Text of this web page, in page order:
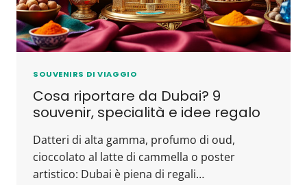
SOUVENIRS DI VIAGGIO
Cosa riportare da Dubai? 9
souvenir, specialità e idee regalo
Datteri di alta gamma, profumo di oud,
cioccolato al latte di cammella o poster
artistico: Dubai è piena di regali…